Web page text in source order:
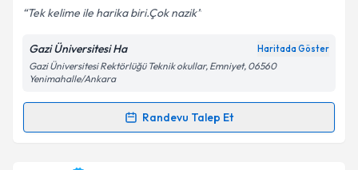
Kişisel verilerimin işlenmesine ilişkinAydınlatma
Metni'ni okudum ve kişisel verilerimin belirtilen
kapsamda işlenmesini kabul ediyorum.
Tek kelime ile harika biri.Çok nazik
Gazi Üniversitesi Ha Haritada Göster
Gazi Üniversitesi Rektörlüğü Teknik okullar, Emniyet, 06560
Yenimahalle/Ankara
Randevu Talep Et
Randevu Takvimi Talebi